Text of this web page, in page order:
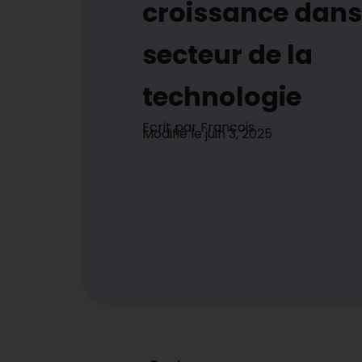
croissance
secteur de la
technologie
Ecrit parFrancois
Modifié le juin 3, 2025